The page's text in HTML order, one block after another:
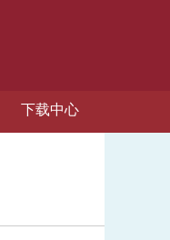
下载中心